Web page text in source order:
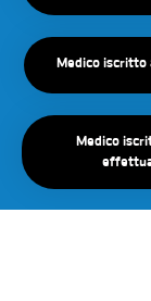
Medico iscritto
Medico